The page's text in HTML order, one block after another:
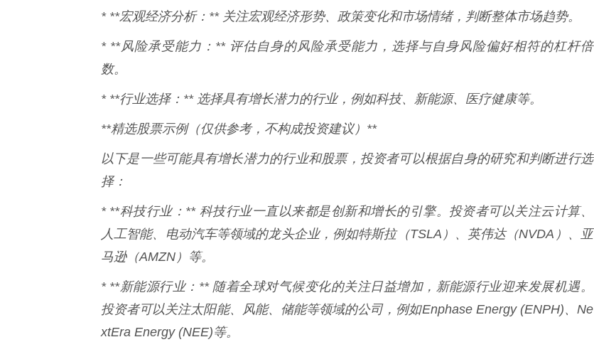
* **宏观经济分析：** 关注宏观经济形势、政策变化和市场情绪，判断整体市场趋势。
* **风险承受能力：** 评估自身的风险承受能力，选择与自身风险偏好相符的杠杆倍
数。
* **行业选择：** 选择具有增长潜力的行业，例如科技、新能源、医疗健康等。
**精选股票示例（仅供参考，不构成投资建议）**
以下是一些可能具有增长潜力的行业和股票，投资者可以根据自身的研究和判断进行选
择：
* **科技行业：** 科技行业一直以来都是创新和增长的引擎。投资者可以关注云计算、
人工智能、电动汽车等领域的龙头企业，例如特斯拉（TSLA）、英伟达（NVDA）、亚
马逊（AMZN）等。
* **新能源行业：** 随着全球对气候变化的关注日益增加，新能源行业迎来发展机遇。
投资者可以关注太阳能、风能、储能等领域的公司，例如Enphase Energy (ENPH)、Ne
xtEra Energy (NEE)等。